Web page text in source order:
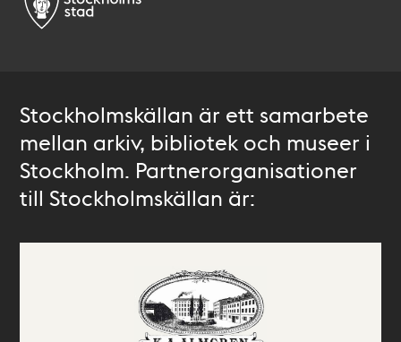
Stockholmskällan är ett samarbete
mellan arkiv, bibliotek och museer i
Stockholm. Partnerorganisationer
till Stockholmskällan är: